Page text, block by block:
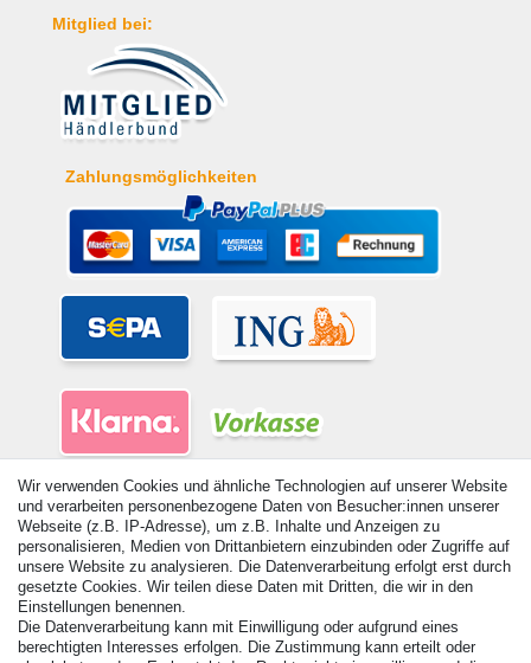
Mitglied bei:
Zahlungsmöglichkeiten
© Copyright 2026 | Alle Rechte vorbehalten. - Alle Rechte vorbehalten.
Preisangaben inkl. gesetzl. 19% MwSt. | Grundpreise siehe Artikeldetail | *Gilt für
Lieferungen nach Deutschland!
Wir verwenden Cookies und ähnliche Technologien auf unserer Website
und verarbeiten personenbezogene Daten von Besucher:innen unserer
Webseite (z.B. IP-Adresse), um z.B. Inhalte und Anzeigen zu
personalisieren, Medien von Drittanbietern einzubinden oder Zugriffe auf
unsere Website zu analysieren. Die Datenverarbeitung erfolgt erst durch
gesetzte Cookies. Wir teilen diese Daten mit Dritten, die wir in den
Einstellungen benennen.
Die Datenverarbeitung kann mit Einwilligung oder aufgrund eines
berechtigten Interesses erfolgen. Die Zustimmung kann erteilt oder